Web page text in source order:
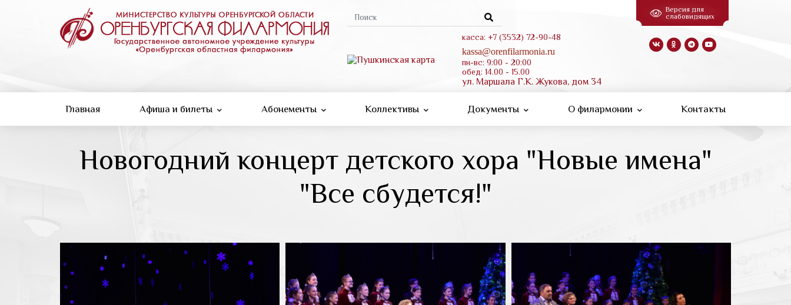
Форма
касса: +7 (3532) 72-90-48
kassa@orenfilarmonia.ru
пн-вс: 9:00 - 20:00
обед: 14.00 - 15.00
ул. Маршала Г.К. Жукова, дом 34
Версия для
слабовидящих
Главная Афиша и билеты Абонементы Коллективы Документы О филармонии Контакты
Новогодний концерт детского хора "Новые имена"
"Все сбудется!"